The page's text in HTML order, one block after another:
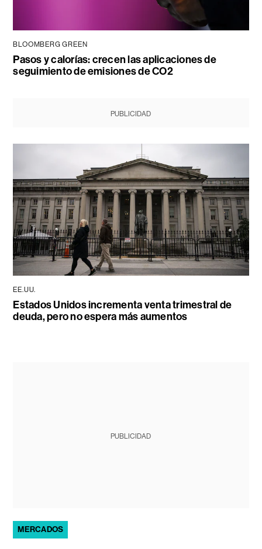
BLOOMBERG GREEN
Pasos y calorías: crecen las aplicaciones de
seguimiento de emisiones de CO2
PUBLICIDAD
EE.UU.
Estados Unidos incrementa venta trimestral de
deuda, pero no espera más aumentos
PUBLICIDAD
MERCADOS